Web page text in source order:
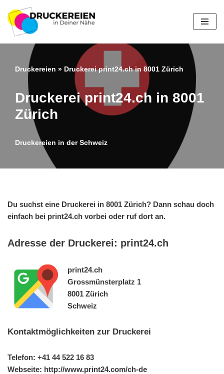
Zum
Inhalt
springen
Druckereien » Druckerei print24.ch in 8001 Zürich
Druckerei print24.ch in 8001
Zürich
Druckereien in der Schweiz
Du suchst eine Druckerei in 8001 Zürich? Dann schau doch
einfach bei print24.ch vorbei oder ruf dort an.
Adresse der Druckerei: print24.ch
print24.ch
Grossmünsterplatz 1
8001 Zürich
Schweiz
Kontaktmöglichkeiten zur Druckerei
Telefon: +41 44 522 16 83
Webseite: http://www.print24.com/ch-de